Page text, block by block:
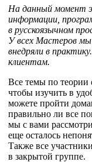
На данный момент
информации,
в русскоязычном
У всех Мастеров мы
внедряли в
клиентам.
Все темы по теории
чтобы изучить в
можете пройти
правильно ли все
мы с вами
еще осталось
Также все
в закрытой группе.